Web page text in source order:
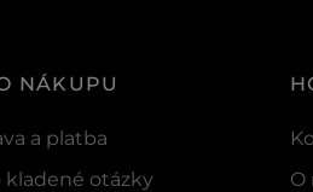
NÁKUPU
a platba
kladené otázky
O